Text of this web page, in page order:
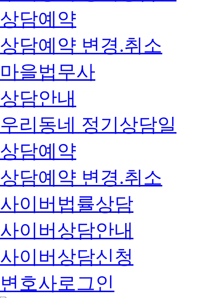
상담예약
상담예약 변경.취소
마을법무사
상담안내
우리동네 정기상담일
상담예약
상담예약 변경.취소
사이버법률상담
사이버상담안내
사이버상담신청
변호사로그인